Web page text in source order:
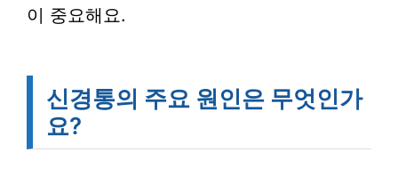
이 중요해요.
신경통의 주요 원인은 무엇인가
요?